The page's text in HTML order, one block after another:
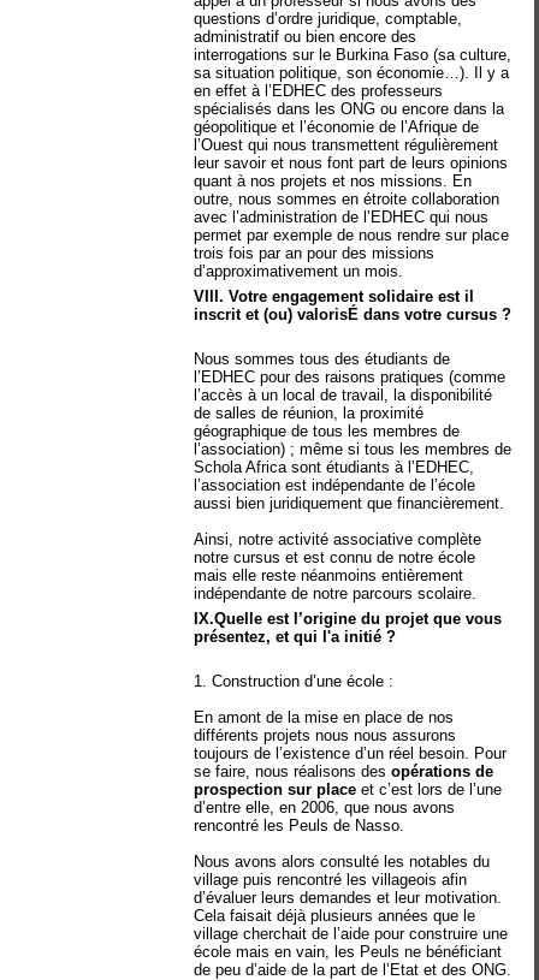
questions d’ordre juridique, comptable,
administratif ou bien encore des
interrogations sur le Burkina Faso (sa culture,
sa situation politique, son économie…). Il y a
en effet à l’EDHEC des professeurs
spécialisés dans les ONG ou encore dans la
géopolitique et l’économie de l’Afrique de
l’Ouest qui nous transmettent régulièrement
leur savoir et nous font part de leurs opinions
quant à nos projets et nos missions. En
outre, nous sommes en étroite collaboration
avec l’administration de l’EDHEC qui nous
permet par exemple de nous rendre sur place
trois fois par an pour des missions
d’approximativement un mois.
VIII. Votre engagement solidaire est il
inscrit et (ou) valorisÉ dans votre cursus ?
Nous sommes tous des étudiants de
l’EDHEC pour des raisons pratiques (comme
l’accès à un local de travail, la disponibilité
de salles de réunion, la proximité
géographique de tous les membres de
l’association) ; même si tous les membres de
Schola Africa sont étudiants à l’EDHEC,
l’association est indépendante de l’école
aussi bien juridiquement que financièrement.
Ainsi, notre activité associative complète
notre cursus et est connu de notre école
mais elle reste néanmoins entièrement
indépendante de notre parcours scolaire.
IX.Quelle est l’origine du projet que vous
présentez, et qui l'a initié ?
1. Construction d’une école :
En amont de la mise en place de nos
différents projets nous nous assurons
toujours de l’existence d’un réel besoin. Pour
se faire, nous réalisons desopérations de
prospection sur place et c’est lors de l’une
d’entre elle, en 2006, que nous avons
rencontré les Peuls de Nasso.
Nous avons alors consulté les notables du
village puis rencontré les villageois afin
d’évaluer leurs demandes et leur motivation.
Cela faisait déjà plusieurs années que le
village cherchait de l’aide pour construire une
école mais en vain, les Peuls ne bénéficiant
de peu d’aide de la part de l’Etat et des ONG.